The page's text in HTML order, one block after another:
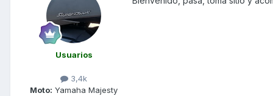
Usuarios
3,4k
Moto: Yamaha Majesty